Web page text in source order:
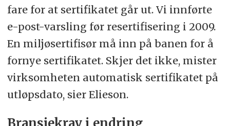
fare for at sertifikatet går ut. Vi innførte
e-post-varsling før resertifisering i 2009.
En miljøsertifisør må inn på banen for å
fornye sertifikatet. Skjer det ikke, mister
virksomheten automatisk sertifikatet på
utløpsdato, sier Elieson.